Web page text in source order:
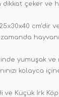
dikkat çeker ve
cm'dir
yumuşak
kolayca
ve Küçük Irk